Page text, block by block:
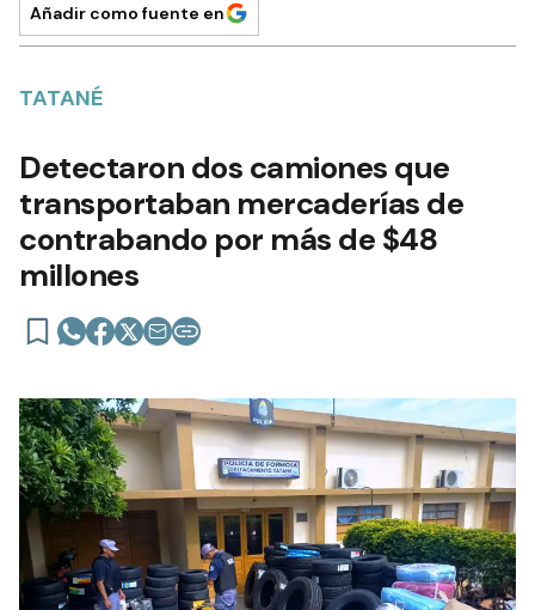
Añadir como fuente en
TATANÉ
Detectaron dos camiones que
transportaban mercaderías de
contrabando por más de $48
millones